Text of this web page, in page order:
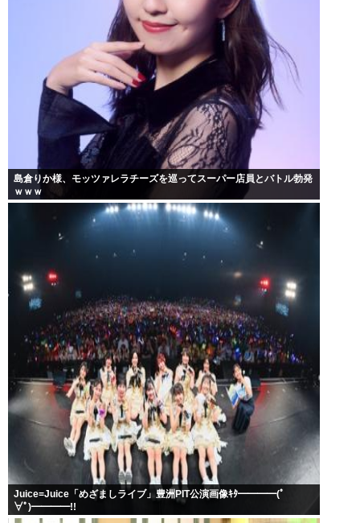
島倉りか様、モッツァレラチーズを巡ってスーパー店員とバトル勃発
ｗｗｗ
Juice=Juice「めざましライブ」豊洲PIT公演画像ｷﾀ━━━━(ﾟ
∀ﾟ)━━━━!!